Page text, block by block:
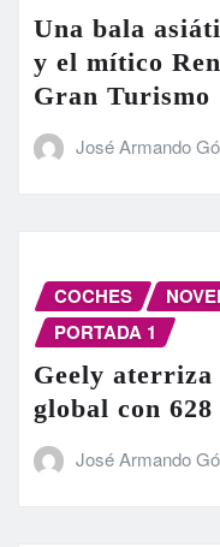
Una bala
y el mítico
Gran Turismo
José Armando
COCHES
PORTADA 1
Geely
global con
José Armando